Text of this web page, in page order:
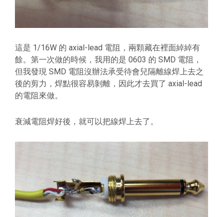
這是 1/16W 的 axial-lead 電阻，兩顆藏在裡面綽綽有
餘。第一次做的時候，我用的是 0603 的 SMD 電阻，
但我發現 SMD 電阻沒辦法承受待會兒隔離線焊上去之
後的剪力，焊點很容易剝離，因此才去買了 axial-lead
的電阻來做。
衰減電阻焊好後，就可以把線焊上去了。